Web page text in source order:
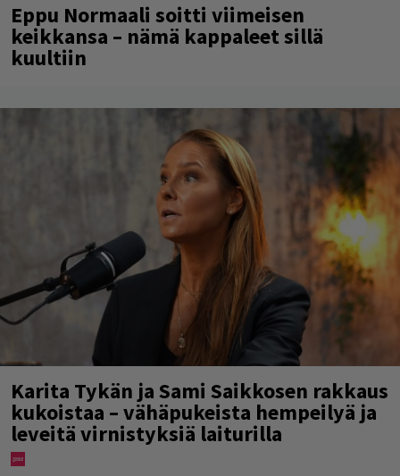
Eppu Normaali soitti viimeisen
keikkansa – nämä kappaleet sillä
kuultiin
Karita Tykän ja Sami Saikkosen rakkaus
kukoistaa – vähäpukeista hempeilyä ja
leveitä virnistyksiä laiturilla